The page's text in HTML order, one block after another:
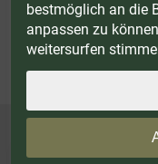
© Landig 1982-2026 (44
Alle Preise inkl. gesetzl.
Weitere Marken oder Shops der
DRY AGER - Reifeschränke|
bestmöglich an die
anpassen zu
weitersurfen